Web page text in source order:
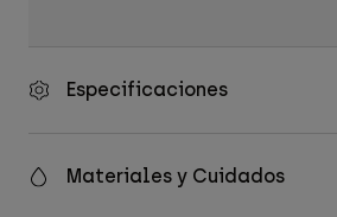
Especificaciones
Materiales y Cuidados